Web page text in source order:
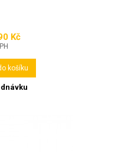
Kč
košíku